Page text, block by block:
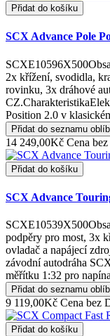
Přidat do košíku
SCX Advance Pole
2x křížení, svodidla,
rovinku, 3x dráhové
Position 2.0 v
Přidat do seznamu
14 249,00Kč Cena
Přidat do košíku
SCX Advance
podpěry pro most, 3x
ovladač a napájecí
závodní autodráha
měřítku 1:32 pro
Přidat do seznamu
9 119,00Kč Cena bez
Přidat do košíku